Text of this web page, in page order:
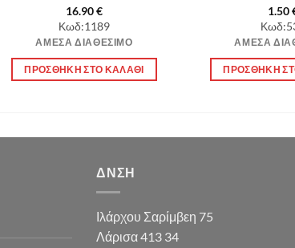
16.90€
Κωδ:1189
ΆΜΕΣΑ ΔΙΑΘΈΣΙΜΟ
ΠΡΟΣΘΉΚΗ ΣΤΟ ΚΑΛΆΘΙ
1.50
ΆΜΕΣΑ
ΠΡΟΣΘΉΚΗ
ΔΝΣΗ
Ιλάρχου Σαρίμβεη 75
Λάρισα 413 34